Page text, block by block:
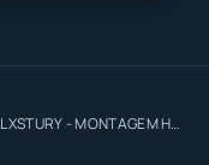
LXSTURY - MONTAGEM HYPNOTIC